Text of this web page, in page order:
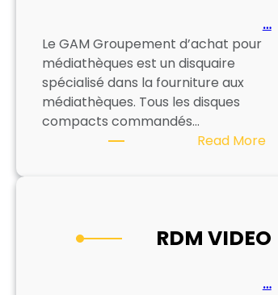
…
Le GAM Groupement d’achat pour
médiathèques est un disquaire
spécialisé dans la fourniture aux
médiathèques. Tous les disques
compacts commandés…
Read More:
RDM VIDEO
…